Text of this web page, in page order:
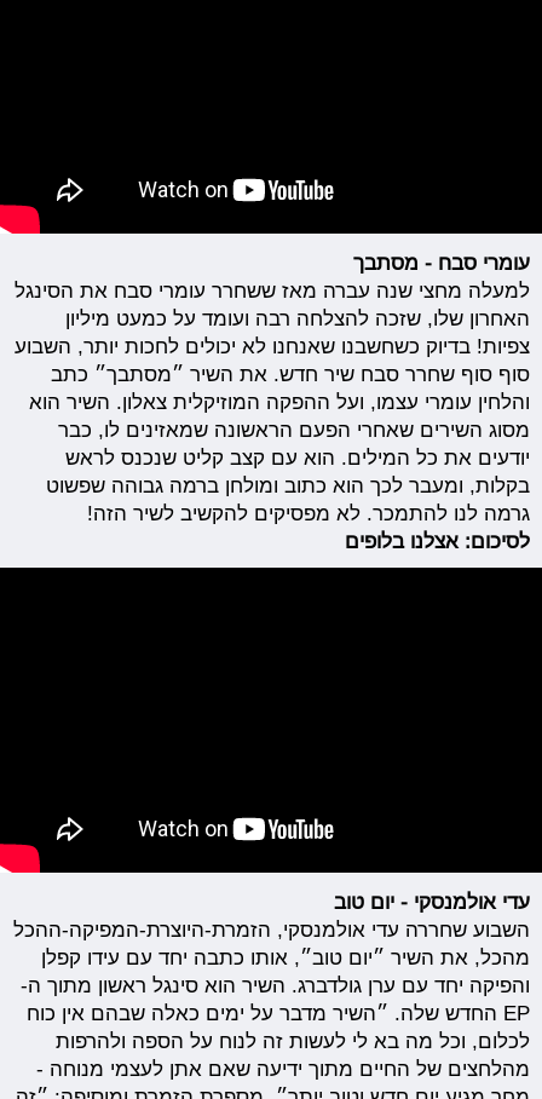
עומרי סבח - מסתבך
למעלה מחצי שנה עברה מאז ששחרר עומרי סבח את הסינגל
האחרון שלו, שזכה להצלחה רבה ועומד על כמעט מיליון
צפיות! בדיוק כשחשבנו שאנחנו לא יכולים לחכות יותר, השבוע
סוף סוף שחרר סבח שיר חדש. את השיר ״מסתבך״ כתב
והלחין עומרי עצמו, ועל ההפקה המוזיקלית צאלון. השיר הוא
מסוג השירים שאחרי הפעם הראשונה שמאזינים לו, כבר
יודעים את כל המילים. הוא עם קצב קליט שנכנס לראש
בקלות, ומעבר לכך הוא כתוב ומולחן ברמה גבוהה שפשוט
גרמה לנו להתמכר. לא מפסיקים להקשיב לשיר הזה!
לסיכום: אצלנו בלופים
עדי אולמנסקי - יום טוב
השבוע שחררה עדי אולמנסקי, הזמרת-היוצרת-המפיקה-ההכל
מהכל, את השיר ״יום טוב״, אותו כתבה יחד עם עידו קפלן
והפיקה יחד עם ערן גולדברג. השיר הוא סינגל ראשון מתוך ה-
EP החדש שלה. ״השיר מדבר על ימים כאלה שבהם אין כוח
לכלום, וכל מה בא לי לעשות זה לנוח על הספה ולהרפות
מהלחצים של החיים מתוך ידיעה שאם אתן לעצמי מנוחה -